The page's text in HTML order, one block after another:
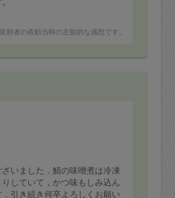
頼者の依頼当時の主観的な感想です。
いました．鯖の味噌煮は冷凍
していて，かつ味もしみ込ん
引き続き何卒よろしくお願い